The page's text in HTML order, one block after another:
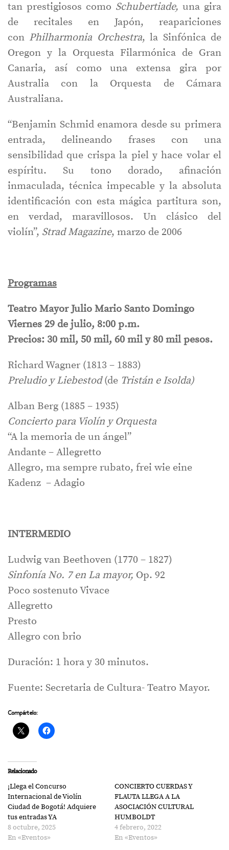
tan prestigiosos como Schubertiade, una gira
de recitales en Japón, reapariciones
con Philharmonia Orchestra, la Sinfónica de
Oregon y la Orquesta Filarmónica de Gran
Canaria, así como una extensa gira por
Australia con la Orquesta de Cámara
Australiana.
“Benjamin Schmid enamora desde su primera
entrada, delineando frases con una
sensibilidad que crispa la piel y hace volar el
espíritu. Su tono dorado, afinación
inmaculada, técnica impecable y la absoluta
identificación con esta mágica partitura son,
en verdad, maravillosos. Un clásico del
violín”, Strad Magazine, marzo de 2006
Programas
Teatro Mayor Julio Mario Santo Domingo
Viernes 29 de julio, 8:00 p.m.
Precios: 30 mil, 50 mil, 60 mil y 80 mil pesos.
Richard Wagner (1813 – 1883)
Preludio y Liebestod(de Tristán e Isolda)
Alban Berg (1885 – 1935)
Concierto para Violín y Orquesta
“A la memoria de un ángel”
Andante – Allegretto
Allegro, ma sempre rubato, frei wie eine
Kadenz – Adagio
INTERMEDIO
Ludwig van Beethoven (1770 – 1827)
Sinfonía No. 7 en La mayor, Op. 92
Poco sostenuto Vivace
Allegretto
Presto
Allegro con brio
Duración: 1 hora y 30 minutos.
Fuente: Secretaria de Cultura- Teatro Mayor.
Compártelo:
Relacionado
¡Llega el Concurso
Internacional de Violín
Ciudad de Bogotá! Adquiere
tus entradas YA
8 octubre, 2025
En «Eventos»
CONCIERTO CUERDAS Y
FLAUTA LLEGA A LA
ASOCIACIÓN CULTURAL
HUMBOLDT
4 febrero, 2022
En «Eventos»